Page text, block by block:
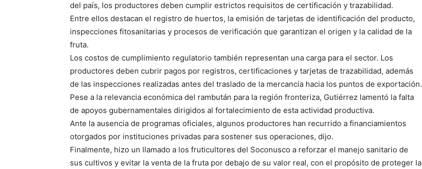
del país, los productores deben cumplir estrictos requisitos de certificación y trazabilidad.
Entre ellos destacan el registro de huertos, la emisión de tarjetas de identificación del producto,
inspecciones fitosanitarias y procesos de verificación que garantizan el origen y la calidad de la
fruta.
Los costos de cumplimiento regulatorio también representan una carga para el sector. Los
productores deben cubrir pagos por registros, certificaciones y tarjetas de trazabilidad, además
de las inspecciones realizadas antes del traslado de la mercancía hacia los puntos de exportación.
Pese a la relevancia económica del rambután para la región fronteriza, Gutiérrez lamentó la falta
de apoyos gubernamentales dirigidos al fortalecimiento de esta actividad productiva.
Ante la ausencia de programas oficiales, algunos productores han recurrido a financiamientos
otorgados por instituciones privadas para sostener sus operaciones, dijo.
Finalmente, hizo un llamado a los fruticultores del Soconusco a reforzar el manejo sanitario de
sus cultivos y evitar la venta de la fruta por debajo de su valor real, con el propósito de proteger la